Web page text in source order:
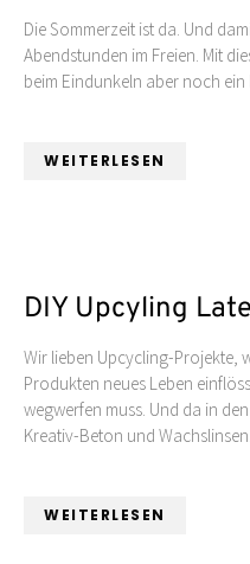
Die Sommerzeit ist da. Und
Abendstunden im Freien. Mit
beim Eindunkeln aber noch ein
WEITERLESEN
DIY Upcyling
Wir lieben Upcycling-Projekte,
Produkten neues Leben
wegwerfen muss. Und da in
Kreativ-Beton und
WEITERLESEN